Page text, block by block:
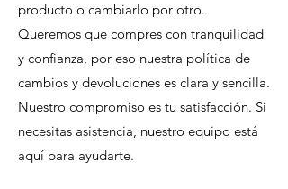
producto o cambiarlo por otro.
Queremos que compres con tranquilidad
y confianza, por eso nuestra política de
cambios y devoluciones es clara y sencilla.
Nuestro compromiso es tu satisfacción. Si
necesitas asistencia, nuestro equipo está
aquí para ayudarte.